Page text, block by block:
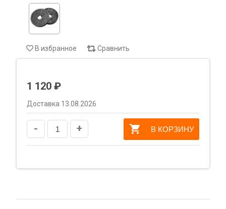
В избранное Сравнить
1 120 ₽
Доставка 13.08.2026
- + В КОРЗИНУ